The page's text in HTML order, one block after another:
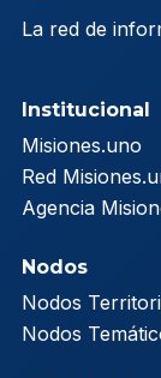
La red de
Institucional
Misiones.uno
Red
Agencia
Nodos
Nodos
Nodos